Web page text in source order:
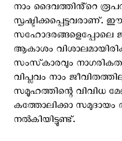
നാം ദൈവത്തിൻ്റെ
സൃഷ്ടിക്കപ്പെട്ടവരാണ്.
സഹോദരങ്ങളെപ്പോലെ
ആകാശം
സംസ്‌കാരവും
വിപ്ലവം നാം
സമൂഹത്തിന്റെ വിവിധ
കത്തോലിക്കാ
നൽകിയിട്ടുണ്ട്.